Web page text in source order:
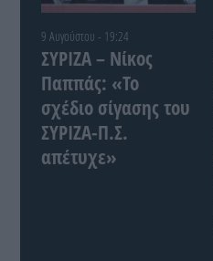
9 Αυγούστου - 19:24
ΣΥΡΙΖΑ – Νίκος
Παππάς: «Το
σχέδιο σίγασης του
ΣΥΡΙΖΑ-Π.Σ.
απέτυχε»